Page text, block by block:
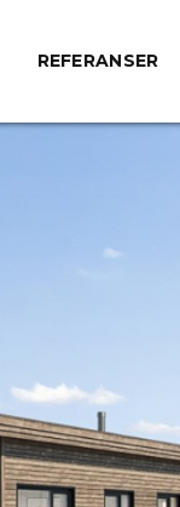
REFERANSER